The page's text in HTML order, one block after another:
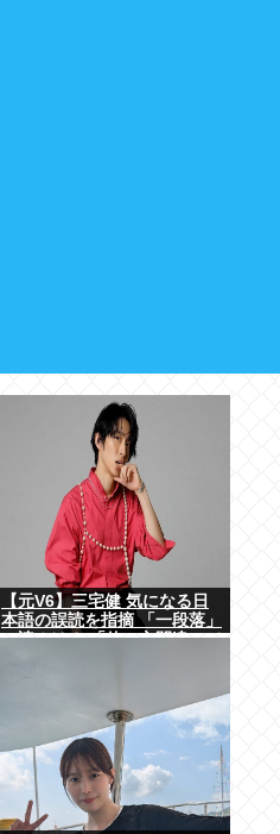
【元V6】三宅健 気になる日
本語の誤読を指摘 「一段落」
の読みは？ 「使い方間違って